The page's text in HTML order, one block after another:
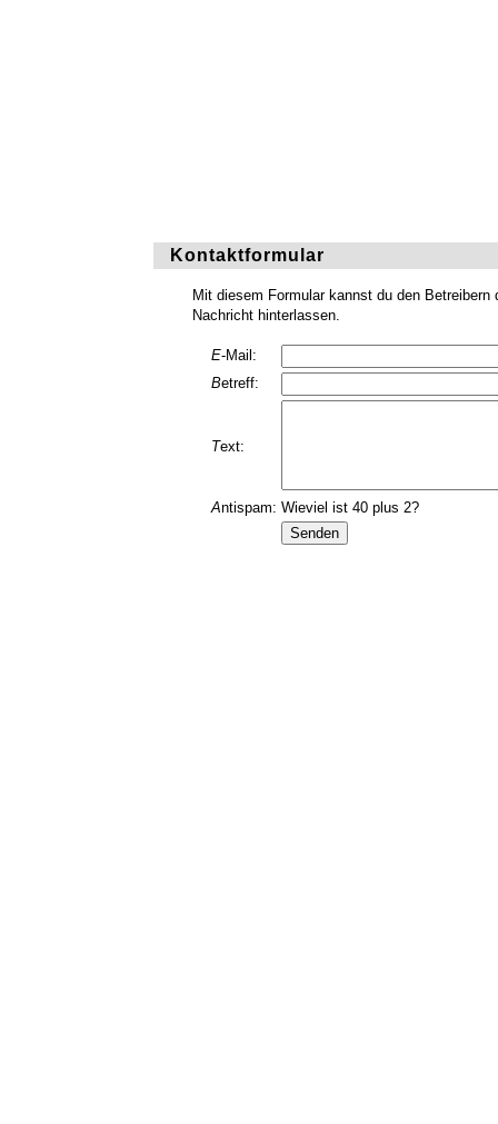
Kontaktformular
Mit diesem Formular kannst du den Betreibern
Nachricht hinterlassen.
E-Mail:
Betreff:
Text:
Antispam: Wieviel ist 40 plus 2?